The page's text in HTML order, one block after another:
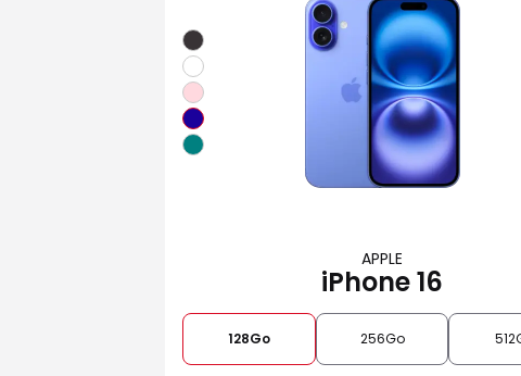
APPLE
iPhone 16
128Go 256Go